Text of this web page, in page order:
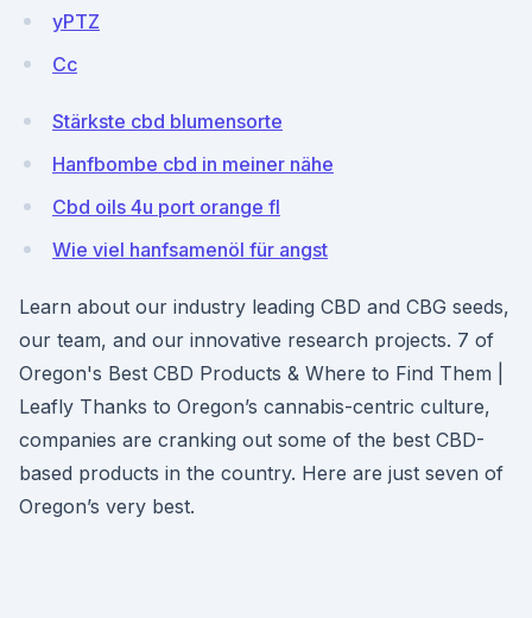
yPTZ
Cc
Stärkste cbd blumensorte
Hanfbombe cbd in meiner nähe
Cbd oils 4u port orange fl
Wie viel hanfsamenöl für angst
Learn about our industry leading CBD and CBG seeds,
our team, and our innovative research projects. 7 of
Oregon's Best CBD Products & Where to Find Them |
Leafly Thanks to Oregon’s cannabis-centric culture,
companies are cranking out some of the best CBD-
based products in the country. Here are just seven of
Oregon’s very best.